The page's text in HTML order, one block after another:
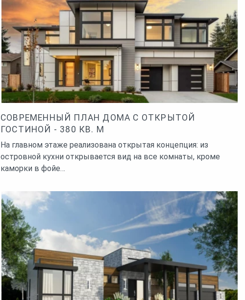
СОВРЕМЕННЫЙ ПЛАН ДОМА С ОТКРЫТОЙ
ГОСТИНОЙ - 380 КВ. М
На главном этаже реализована открытая концепция: из
островной кухни открывается вид на все комнаты, кроме
каморки в фойе…